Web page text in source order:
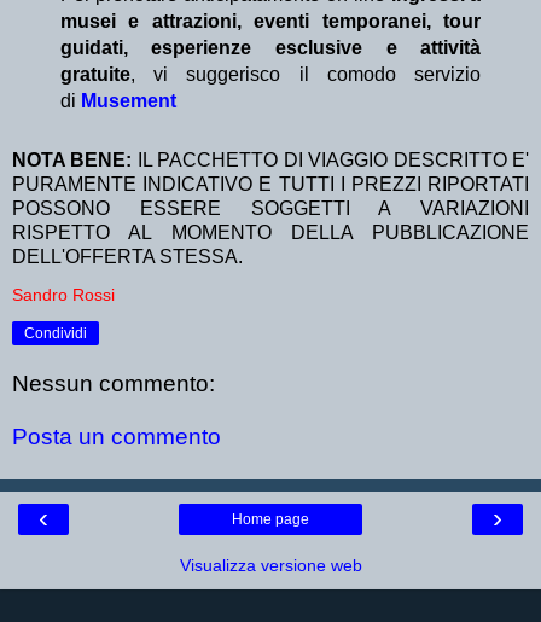
musei e attrazioni, eventi temporanei, tour
guidati, esperienze esclusive e attività
gratuite, vi suggerisco il comodo servizio
di Musement
NOTA BENE:
IL PACCHETTO DI VIAGGIO DESCRITTO E'
PURAMENTE INDICATIVO E TUTTI I PREZZI RIPORTATI
POSSONO ESSERE SOGGETTI A VARIAZIONI
RISPETTO AL MOMENTO DELLA PUBBLICAZIONE
DELL'OFFERTA STESSA.
Sandro Rossi
Condividi
Nessun commento:
Posta un commento
‹ ›
Home page
Visualizza versione web